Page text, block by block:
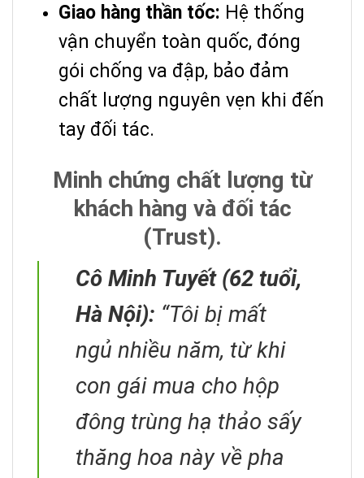
Giao hàng thần tốc: Hệ thống
vận chuyển toàn quốc, đóng
gói chống va đập, bảo đảm
chất lượng nguyên vẹn khi đến
tay đối tác.
Minh chứng chất lượng từ
khách hàng và đối tác
(Trust).
Cô Minh Tuyết (62 tuổi,
Hà Nội): “Tôi bị mất
ngủ nhiều năm, từ khi
con gái mua cho hộp
đông trùng hạ thảo sấy
thăng hoa này về pha